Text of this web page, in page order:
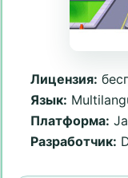
Лицензия:
Язык:
Платформа:
Разработчик: